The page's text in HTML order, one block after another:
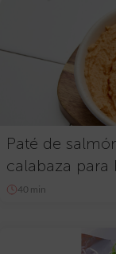
Paté de
calabaza para
40 min